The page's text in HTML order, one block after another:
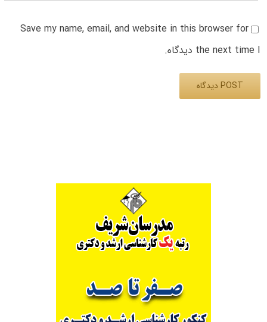
Save my name, email, and website in this browser for
the next time I دیدگاه.